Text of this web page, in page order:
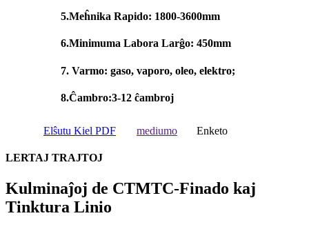
5.Meĥnika Rapido: 1800-3600mm
6.Minimuma Labora Larĝo: 450mm
7. Varmo: gaso, vaporo, oleo, elektro;
8.Ĉambro:3-12 ĉambroj
Elŝutu Kiel PDF mediumo Enketo
LERTAJ TRAJTOJ
Kulminaĵoj de CTMTC-Finado kaj
Tinktura Linio